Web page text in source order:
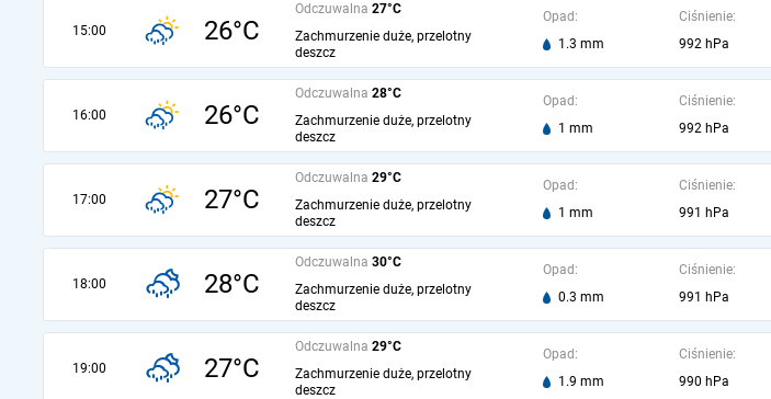
15:00 26°C
Odczuwalna 27°C
Zachmurzenie duże, przelotny
deszcz
Opad:
1.3 mm
Ciśnienie:
992 hPa
16:00 26°C
Odczuwalna 28°C
Zachmurzenie duże, przelotny
deszcz
Opad:
1 mm
Ciśnienie:
992 hPa
17:00 27°C
Odczuwalna 29°C
Zachmurzenie duże, przelotny
deszcz
Opad:
1 mm
Ciśnienie:
991 hPa
18:00 28°C
Odczuwalna 30°C
Zachmurzenie duże, przelotny
deszcz
Opad:
0.3 mm
Ciśnienie:
991 hPa
19:00 27°C
Odczuwalna 29°C
Zachmurzenie duże, przelotny
deszcz
Opad:
1.9 mm
Ciśnienie:
990 hPa